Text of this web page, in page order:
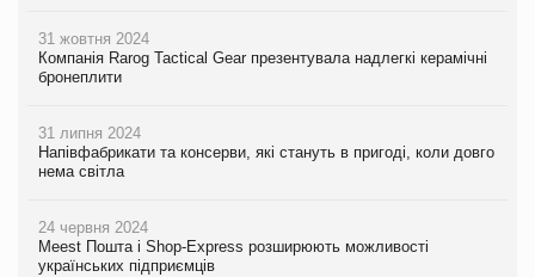
31 жовтня 2024
Компанія Rarog Tactical Gear презентувала надлегкі керамічні
бронеплити
31 липня 2024
Напівфабрикати та консерви, які стануть в пригоді, коли довго
нема світла
24 червня 2024
Meest Пошта і Shop-Express розширюють можливості
українських підприємців